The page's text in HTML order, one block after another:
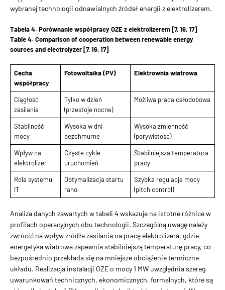
wybranej technologii odnawialnych źródeł energii z elektrolizerem.
Tabela 4. Porównanie współpracy OZE z elektrolizerem [7, 16, 17]
Table 4. Comparison of cooperation between renewable energy
sources and electrolyzer [7, 16, 17]
Cecha
współpracy
Fotowoltaika (PV) Elektrownia wiatrowa
Ciągłość
zasilania
Tylko w dzień
(przestoje nocne)
Możliwa praca całodobowa
Stabilność
mocy
Wysoka w dni
bezchmurne
Wysoka zmienność
(porywistość)
Wpływ na
elektrolizer
Częste cykle
uruchomień
Stabilniejsza temperatura
pracy
Rola systemu
IT
Optymalizacja startu
rano
Szybka regulacja mocy
(pitch control)
Analiza danych zawartych w tabeli 4 wskazuje na istotne różnice w
profilach operacyjnych obu technologii. Szczególną uwagę należy
zwrócić na wpływ źródła zasilania na pracę elektrolizera, gdzie
energetyka wiatrowa zapewnia stabilniejszą temperaturę pracy, co
bezpośrednio przekłada się na mniejsze obciążenie termiczne
układu. Realizacja instalacji OZE o mocy 1 MW uwzględnia szereg
uwarunkowań technicznych, ekonomicznych, formalnych, które są